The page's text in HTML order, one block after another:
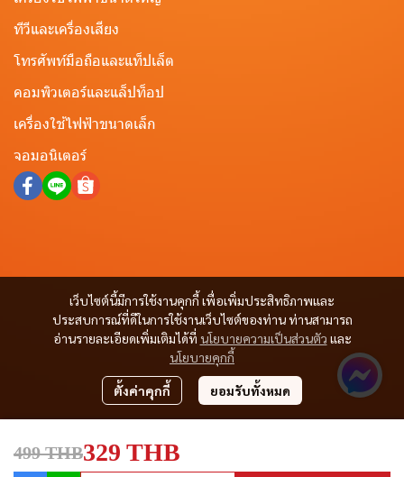
499 THB329 THB
เว็บไซต์นี้มีการใช้งานคุกกี้ เพื่อเพิ่มประสิทธิภาพและ
ประสบการณ์ที่ดีในการใช้งานเว็บไซต์ของท่าน ท่านสามารถ
อ่านรายละเอียดเพิ่มเติมได้ที่ นโยบายความเป็นส่วนตัว และ
นโยบายคุกกี้
ตั้งค่าคุกกี้ ยอมรับทั้งหมด
ทีวีและเครื่องเสียง
โทรศัพท์มือถือและแท็ปเล็ต
คอมพิวเตอร์และแล็ปท็อป
เครื่องใช้ไฟฟ้าขนาดเล็ก
จอมอนิเตอร์